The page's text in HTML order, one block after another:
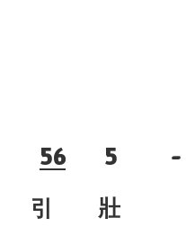
56 5 -
引 壯